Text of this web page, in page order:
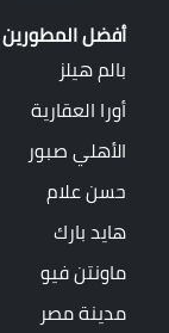
أفضل المطورين
بالم هيلز
أورا العقارية
الأهلي صبور
حسن علام
هايد بارك
ماونتن فيو
مدينة مصر